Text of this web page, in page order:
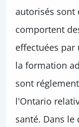
autorisés sont
comportent
effectuées par
la formation
sont
l'Ontario
santé. Dans le